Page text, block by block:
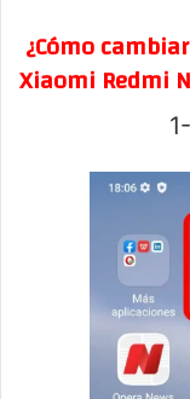
¿Cómo
Xiaomi Redmi